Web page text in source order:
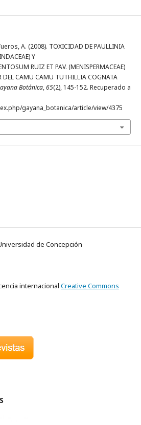
A. (2008). TOXICIDAD DE PAULLINIA
Y
RUIZ ET PAV. (MENISPERMACEAE)
DEL CAMU CAMU TUTHILLIA COGNATA
Botánica,65(2), 145-152. Recuperado a
gayana_botanica/article/view/4375
de Concepción
internacional Creative Commons